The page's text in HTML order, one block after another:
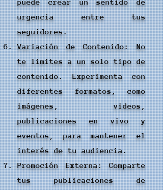
puede crear un sentido de
urgencia entre tus
seguidores.
Variación de Contenido: No
te limites a un solo tipo de
contenido. Experimenta con
diferentes formatos, como
imágenes, videos,
publicaciones en vivo y
eventos, para mantener el
interés de tu audiencia.
Promoción Externa: Comparte
tus publicaciones de